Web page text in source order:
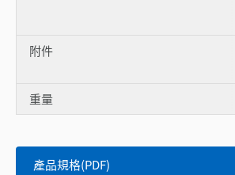
附件
重量
產品規格(PDF)